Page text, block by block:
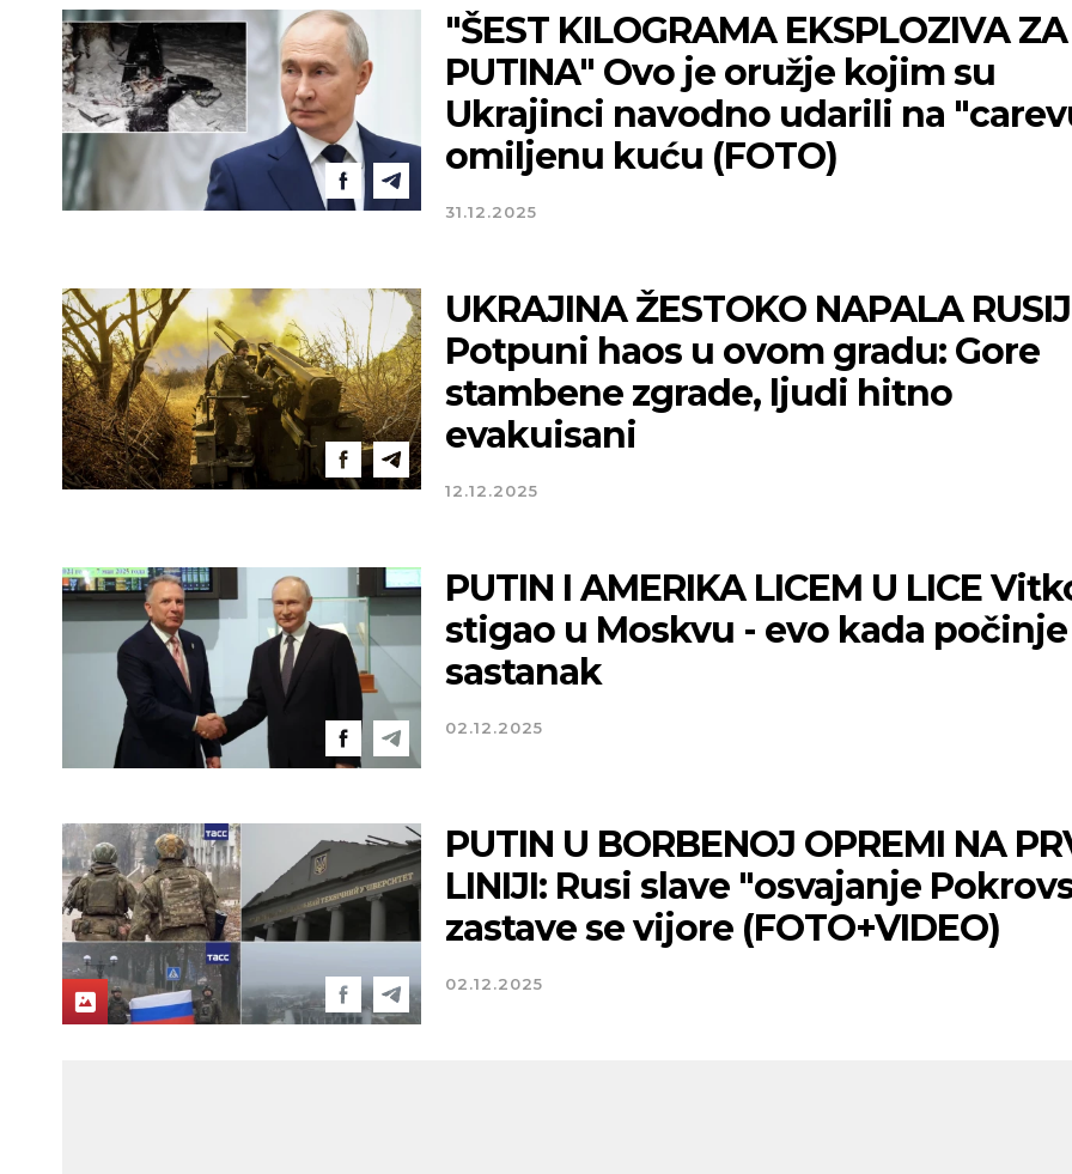
"ŠEST KILOGRAMA EKSPLOZIVA ZA
PUTINA" Ovo je oružje kojim su
Ukrajinci navodno udarili na
omiljenu kuću (FOTO)
31.12.2025
UKRAJINA ŽESTOKO NAPALA
Potpuni haos u ovom gradu: Gore
stambene zgrade, ljudi hitno
evakuisani
12.12.2025
PUTIN I AMERIKA LICEM U LICE
stigao u Moskvu - evo kada počinje
sastanak
02.12.2025
PUTIN U BORBENOJ OPREMI NA
LINIJI: Rusi slave "osvajanje
zastave se vijore (FOTO+VIDEO)
02.12.2025